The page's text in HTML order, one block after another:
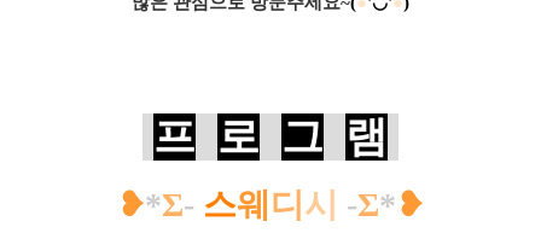
프 로 그 램
❥*Σ- 스웨 디 시 -Σ*❥